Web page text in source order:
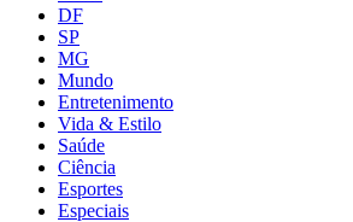
DF
SP
MG
Mundo
Entretenimento
Vida & Estilo
Saúde
Ciência
Esportes
Especiais